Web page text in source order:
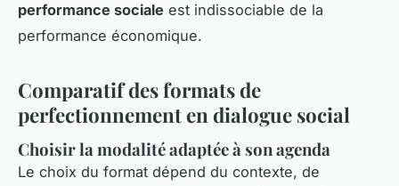
performance sociale est indissociable de la
performance économique.
Comparatif des formats de
perfectionnement en dialogue social
Choisir la modalité adaptée à son agenda
Le choix du format dépend du contexte, de